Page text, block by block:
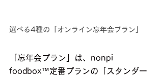
選べる4種の「オンライン忘年会プラン」
「忘年会プラン」は、nonpi
foodbox™定番プランの「スタンダー